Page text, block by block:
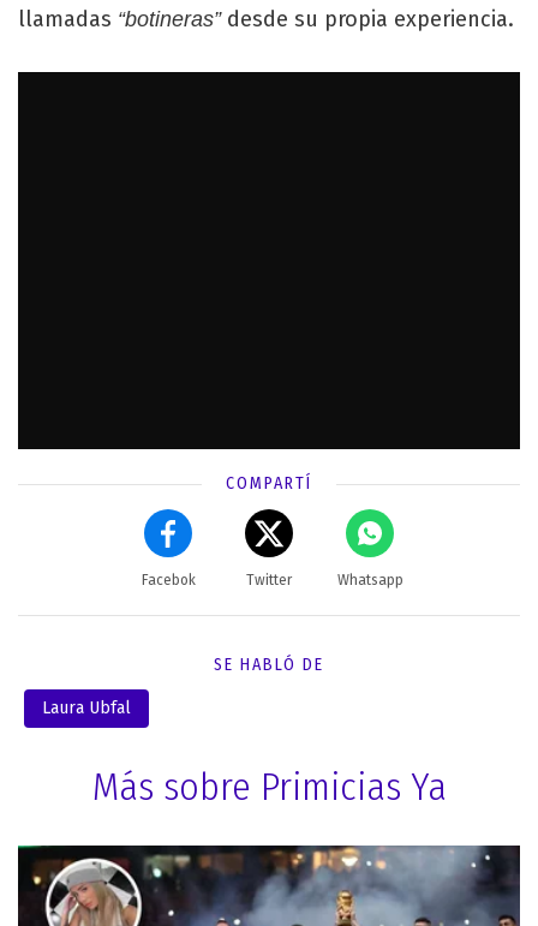
llamadas “botineras”desde su propia experiencia.
COMPARTÍ
Facebok Twitter Whatsapp
SE HABLÓ DE
Laura Ubfal
Más sobre Primicias Ya